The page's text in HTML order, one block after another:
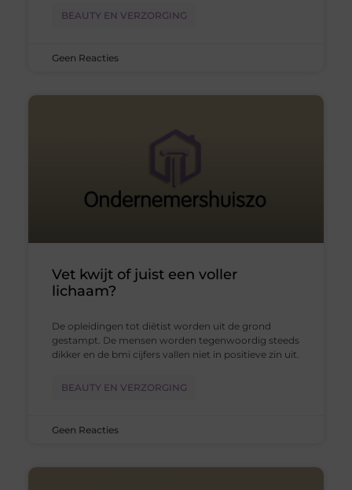
BEAUTY EN VERZORGING
Geen Reacties
Vet kwijt of juist een voller
lichaam?
De opleidingen tot diëtist worden uit de grond
gestampt. De mensen worden tegenwoordig steeds
dikker en de bmi cijfers vallen niet in positieve zin uit.
BEAUTY EN VERZORGING
Geen Reacties